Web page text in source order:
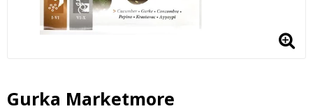
Gurka Marketmore